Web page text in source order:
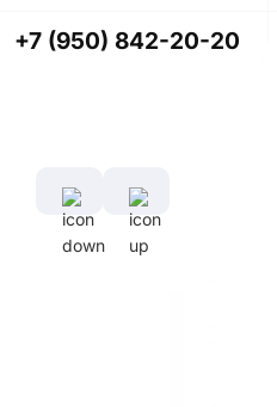
+7 (950) 842-20-20